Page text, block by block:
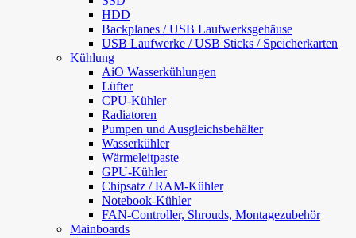
HDD
Backplanes / USB Laufwerksgehäuse
USB Laufwerke / USB Sticks / Speicherkarten
Kühlung
AiO Wasserkühlungen
Lüfter
CPU-Kühler
Radiatoren
Pumpen und Ausgleichsbehälter
Wasserkühler
Wärmeleitpaste
GPU-Kühler
Chipsatz / RAM-Kühler
Notebook-Kühler
FAN-Controller, Shrouds, Montagezubehör
Mainboards